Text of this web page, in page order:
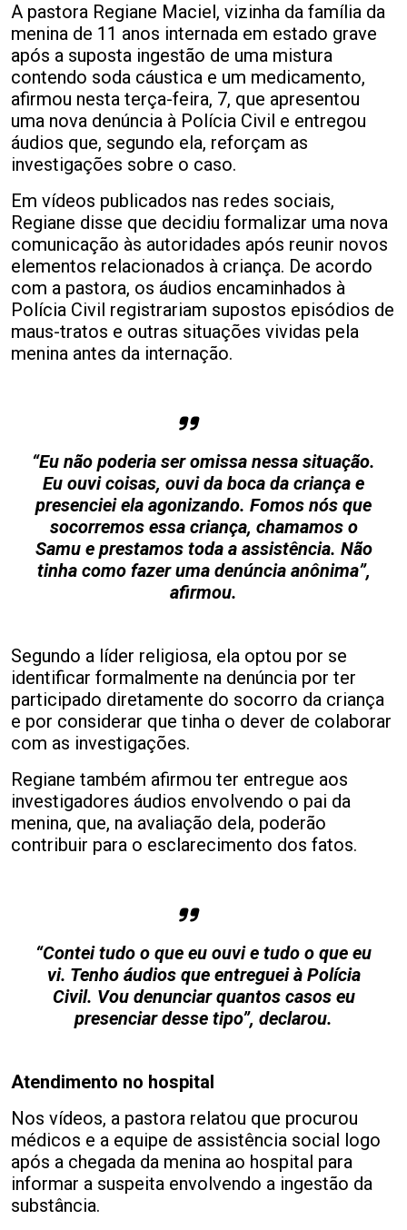
A pastora Regiane Maciel, vizinha da família da
menina de 11 anos internada em estado grave
após a suposta ingestão de uma mistura
contendo soda cáustica e um medicamento,
afirmou nesta terça-feira, 7, que apresentou
uma nova denúncia à Polícia Civil e entregou
áudios que, segundo ela, reforçam as
investigações sobre o caso.
Em vídeos publicados nas redes sociais,
Regiane disse que decidiu formalizar uma nova
comunicação às autoridades após reunir novos
elementos relacionados à criança. De acordo
com a pastora, os áudios encaminhados à
Polícia Civil registrariam supostos episódios de
maus-tratos e outras situações vividas pela
menina antes da internação.
“Eu não poderia ser omissa nessa situação.
Eu ouvi coisas, ouvi da boca da criança e
presenciei ela agonizando. Fomos nós que
socorremos essa criança, chamamos o
Samu e prestamos toda a assistência. Não
tinha como fazer uma denúncia anônima”,
afirmou.
Segundo a líder religiosa, ela optou por se
identificar formalmente na denúncia por ter
participado diretamente do socorro da criança
e por considerar que tinha o dever de colaborar
com as investigações.
Regiane também afirmou ter entregue aos
investigadores áudios envolvendo o pai da
menina, que, na avaliação dela, poderão
contribuir para o esclarecimento dos fatos.
“Contei tudo o que eu ouvi e tudo o que eu
vi. Tenho áudios que entreguei à Polícia
Civil. Vou denunciar quantos casos eu
presenciar desse tipo”, declarou.
Atendimento no hospital
Nos vídeos, a pastora relatou que procurou
médicos e a equipe de assistência social logo
após a chegada da menina ao hospital para
informar a suspeita envolvendo a ingestão da
substância.